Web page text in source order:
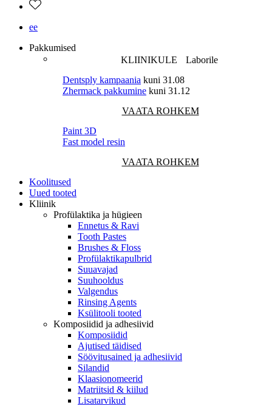
ee
Pakkumised
KLIINIKULE
Laborile
Dentsply kampaania kuni 31.08
Zhermack pakkumine kuni 31.12
VAATA ROHKEM
Paint 3D
Fast model resin
VAATA ROHKEM
Koolitused
Uued tooted
Kliinik
Profülaktika ja hügieen
Ennetus & Ravi
Tooth Pastes
Brushes & Floss
Profülaktikapulbrid
Suuavajad
Suuhooldus
Valgendus
Rinsing Agents
Ksülitooli tooted
Komposiidid ja adhesiivid
Komposiidid
Ajutised täidised
Söövitusained ja adhesiivid
Silandid
Klaasionomeerid
Matriitsid & kiilud
Lisatarvikud